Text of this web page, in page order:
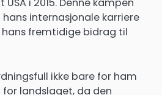
i 2015. Denne kampen
internasjonale karriere
fremtidige bidrag til
ikke bare for ham
landslaget, da den